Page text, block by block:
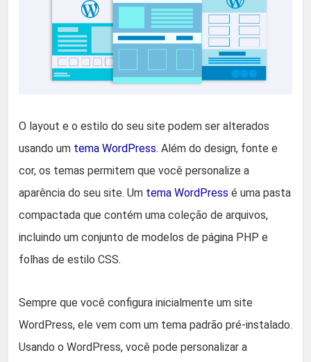
O layout e o estilo do seu site podem ser alterados
usando um tema WordPress. Além do design, fonte e
cor, os temas permitem que você personalize a
aparência do seu site. Um tema WordPress é uma pasta
compactada que contém uma coleção de arquivos,
incluindo um conjunto de modelos de página PHP e
folhas de estilo CSS.
Sempre que você configura inicialmente um site
WordPress, ele vem com um tema padrão pré-instalado.
Usando o WordPress, você pode personalizar a